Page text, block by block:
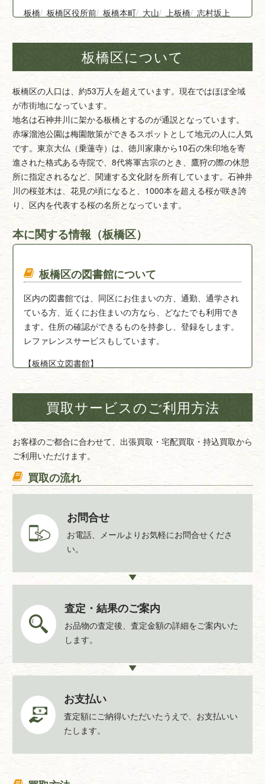
板橋 板橋区役所前 板橋本町 大山 上板橋 志村坂上
志村三丁目 下赤塚 新板橋 新高島平 高島平
西高島平 蓮根 本蓮沼
板橋区について
板橋区の人口は、約53万人を超えています。現在ではほぼ全域
が市街地になっています。
地名は石神井川に架かる板橋とするのが通説となっています。
赤塚溜池公園は梅園散策ができるスポットとして地元の人に人気
です。東京大仏（乗蓮寺）は、徳川家康から10石の朱印地を寄
進された格式ある寺院で、8代将軍吉宗のとき、鷹狩の際の休憩
所に指定されるなど、関連する文化財を所有しています。石神井
川の桜並木は、花見の頃になると、1000本を超える桜が咲き誇
り、区内を代表する桜の名所となっています。
本に関する情報（板橋区）
板橋区の図書館について
区内の図書館では、同区にお住まいの方、通勤、通学され
ている方、近くにお住まいの方なら、どなたでも利用でき
ます。住所の確認ができるものを持参し、登録をします。
レファレンスサービスもしています。
【板橋区立図書館】
買取サービスのご利用方法
お客様のご都合に合わせて、出張買取・宅配買取・持込買取から
ご利用いただけます。
買取の流れ
お問合せ
お電話、メールよりお気軽にお問合せくださ
い。
査定・結果のご案内
お品物の査定後、査定金額の詳細をご案内いた
します。
お支払い
査定額にご納得いただいたうえで、お支払いい
たします。